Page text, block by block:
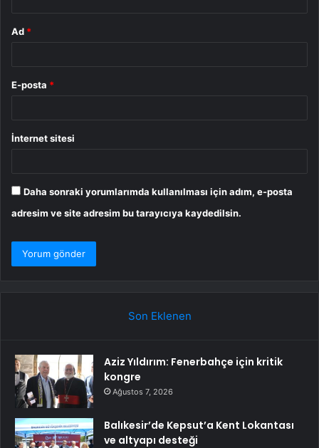
Ad *
E-posta *
İnternet sitesi
Daha sonraki yorumlarımda kullanılması için adım, e-posta
adresim ve site adresim bu tarayıcıya kaydedilsin.
Son Eklenen
Aziz Yıldırım: Fenerbahçe için kritik
kongre
Ağustos 7, 2026
Balıkesir’de Kepsut’a Kent Lokantası
ve altyapı desteği